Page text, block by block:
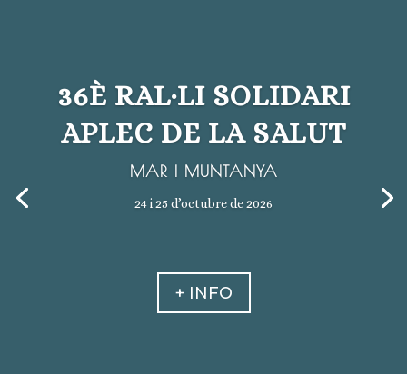
36È RAL·LI SOLIDARI
APLEC DE LA SALUT
MAR I MUNTANYA
24 i 25 d’octubre de 2026
+ INFO